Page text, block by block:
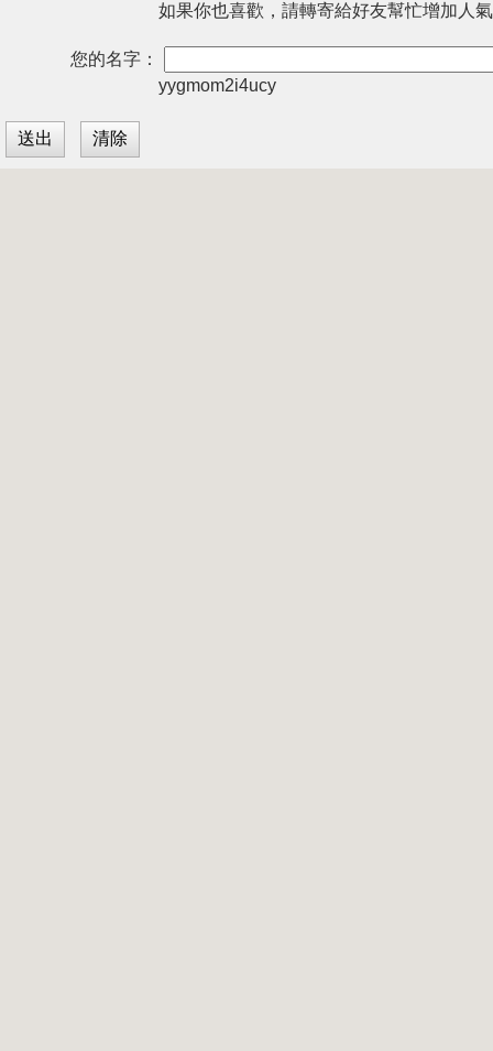
如果你也喜歡，請轉寄給好友幫忙增加人
您的名字：
yygmom2i4ucy